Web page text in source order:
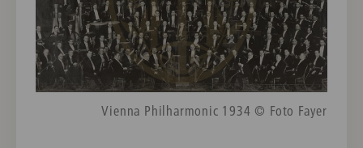
Vienna Philharmonic 1934 © Foto Fayer